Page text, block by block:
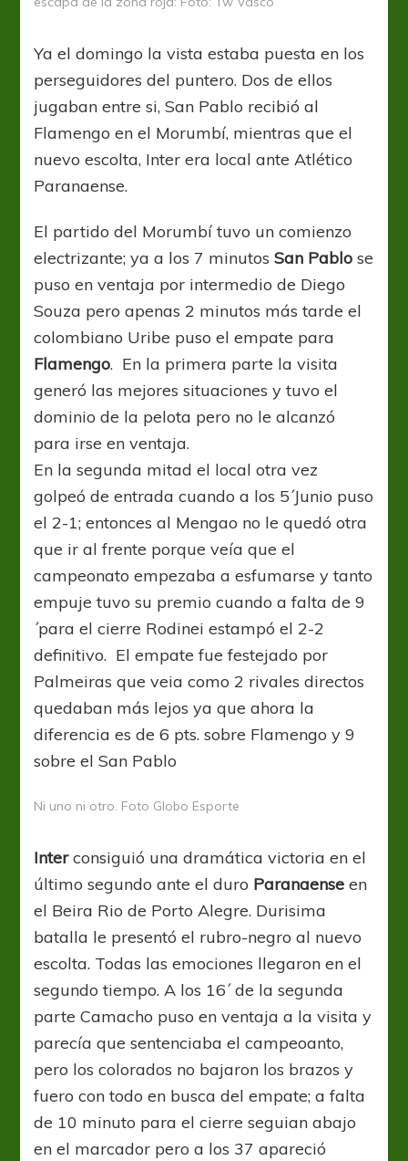
Ya el domingo la vista estaba puesta en los
perseguidores del puntero. Dos de ellos
jugaban entre si, San Pablo recibió al
Flamengo en el Morumbí, mientras que el
nuevo escolta, Inter era local ante Atlético
Paranaense.
El partido del Morumbí tuvo un comienzo
electrizante; ya a los 7 minutosSan Pablo se
puso en ventaja por intermedio de Diego
Souza pero apenas 2 minutos más tarde el
colombiano Uribe puso el empate para
Flamengo. En la primera parte la visita
generó las mejores situaciones y tuvo el
dominio de la pelota pero no le alcanzó
para irse en ventaja.
En la segunda mitad el local otra vez
golpeó de entrada cuando a los 5´Junio puso
el 2-1; entonces al Mengao no le quedó otra
que ir al frente porque veía que el
campeonato empezaba a esfumarse y tanto
empuje tuvo su premio cuando a falta de 9
´para el cierre Rodinei estampó el 2-2
definitivo. El empate fue festejado por
Palmeiras que veia como 2 rivales directos
quedaban más lejos ya que ahora la
diferencia es de 6 pts. sobre Flamengo y 9
sobre el San Pablo
Ni uno ni otro. Foto Globo Esporte
Interconsiguió una dramática victoria en el
último segundo ante el duro Paranaenseen
el Beira Rio de Porto Alegre. Durisima
batalla le presentó el rubro-negro al nuevo
escolta. Todas las emociones llegaron en el
segundo tiempo. A los 16´ de la segunda
parte Camacho puso en ventaja a la visita y
parecía que sentenciaba el campeoanto,
pero los colorados no bajaron los brazos y
fuero con todo en busca del empate; a falta
de 10 minuto para el cierre seguian abajo
en el marcador pero a los 37 apareció